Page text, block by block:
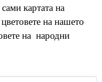
картата на
на нашето
на народни